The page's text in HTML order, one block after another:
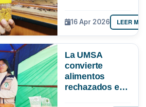
hasta con
apiterapia
16 Apr 2026 LEER
La UMSA
convierte
alimentos
rechazados en